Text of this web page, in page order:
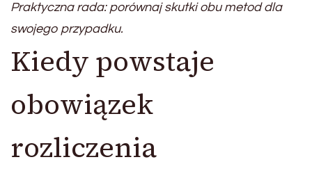
Praktyczna rada: porównaj skutki obu metod dla
swojego przypadku.
Kiedy powstaje
obowiązek
rozliczenia